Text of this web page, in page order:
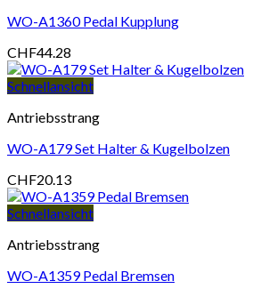
WO-A1360 Pedal Kupplung
CHF44.28
Schnellansicht
Antriebsstrang
WO-A179 Set Halter & Kugelbolzen
CHF20.13
Schnellansicht
Antriebsstrang
WO-A1359 Pedal Bremsen